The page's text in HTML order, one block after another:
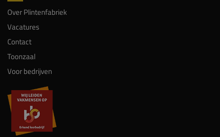
Over Plintenfabriek
Vacatures
Contact
Toonzaal
Voor bedrijven